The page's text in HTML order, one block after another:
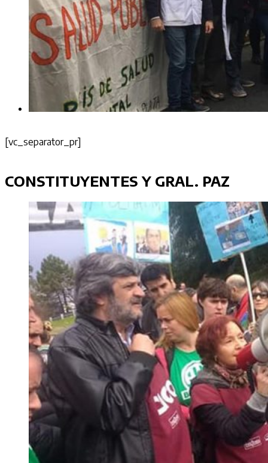
[vc_separator_pr]
CONSTITUYENTES Y GRAL. PAZ